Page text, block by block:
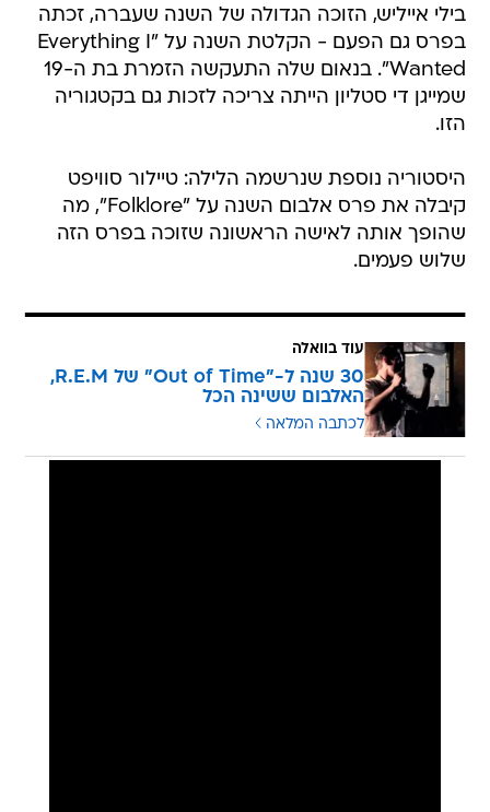
בילי אייליש, הזוכה הגדולה של השנה שעברה, זכתה
בפרס גם הפעם - הקלטת השנה על "Everything I
Wanted". בנאום שלה התעקשה הזמרת בת ה-19
שמייגן די סטליון הייתה צריכה לזכות גם בקטגוריה
הזו.
היסטוריה נוספת שנרשמה הלילה: טיילור סוויפט
קיבלה את פרס אלבום השנה על "Folklore", מה
שהופך אותה לאישה הראשונה שזוכה בפרס הזה
שלוש פעמים.
עוד בוואלה
30 שנה ל-"Out of Time" של R.E.M,
האלבום ששינה הכל
לכתבה המלאה